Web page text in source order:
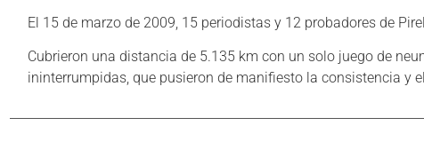
El 15 de marzo de 2009, 15 periodistas y 12 probadores de
Cubrieron una distancia de 5.135 km con un solo juego de
ininterrumpidas, que pusieron de manifiesto la consistencia y